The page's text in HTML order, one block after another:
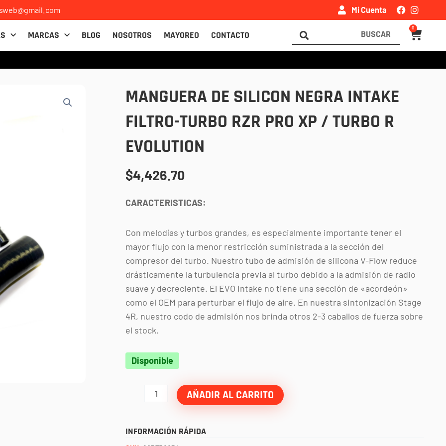
Mi Cuenta
MARCAS BLOG NOSOTROS MAYOREO CONTACTO
Search
...
0
Carrito
MANGUERA DE SILICON NEGRA INTAKE
FILTRO-TURBO RZR PRO XP / TURBO R
EVOLUTION
$4,426.70
CARACTERISTICAS:
Con melodías y turbos grandes, es especialmente importante tener el
mayor flujo con la menor restricción suministrada a la sección del
compresor del turbo. Nuestro tubo de admisión de silicona V-Flow reduce
drásticamente la turbulencia previa al turbo debido a la admisión de radio
suave y decreciente. El EVO Intake no tiene una sección de «acordeón»
como el OEM para perturbar el flujo de aire. En nuestra sintonización Stage
4R, nuestro codo de admisión nos brinda otros 2-3 caballos de fuerza sobre
el stock.
Disponible
Manguera
AÑADIR AL CARRITO
INFORMACIÓN RÁPIDA